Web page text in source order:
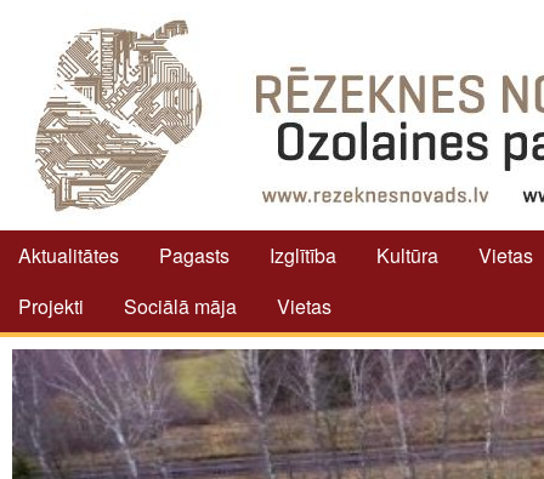
Aktualitātes Pagasts Izglītība Kultūra
Vietas
Projekti
Sociālā māja Vietas